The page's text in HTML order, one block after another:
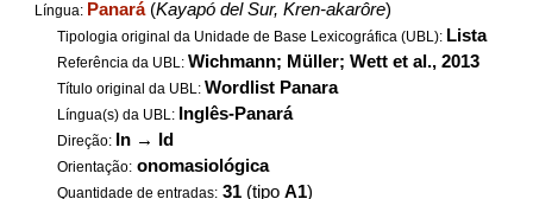
Língua: Panará(Kayapó del Sur, Kren-akarôre)
Tipologia original da Unidade de Base Lexicográfica (UBL): Lista
Referência da UBL:Wichmann; Müller; Wett et al., 2013
Título original da UBL:Wordlist Panara
Língua(s) da UBL: Inglês-Panará
Direção: In → Id
Orientação: onomasiológica
Quantidade de entradas: 31 (tipoA1)